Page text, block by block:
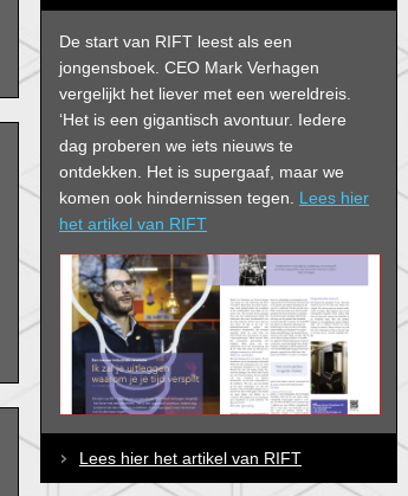
De start van RIFT leest als een
jongensboek. CEO Mark Verhagen
vergelijkt het liever met een wereldreis.
‘Het is een gigantisch avontuur. Iedere
dag proberen we iets nieuws te
ontdekken. Het is supergaaf, maar we
komen ook hindernissen tegen. Lees hier
het artikel van RIFT
Lees hier het artikel van RIFT